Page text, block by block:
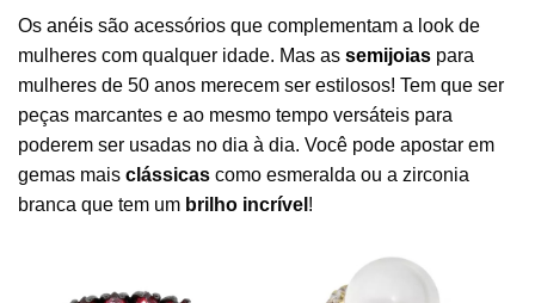
Os anéis são acessórios que complementam a look de
mulheres com qualquer idade. Mas as semijoias para
mulheres de 50 anos merecem ser estilosos! Tem que ser
peças marcantes e ao mesmo tempo versáteis para
poderem ser usadas no dia à dia. Você pode apostar em
gemas mais clássicas como esmeralda ou a zirconia
branca que tem um brilho incrível !